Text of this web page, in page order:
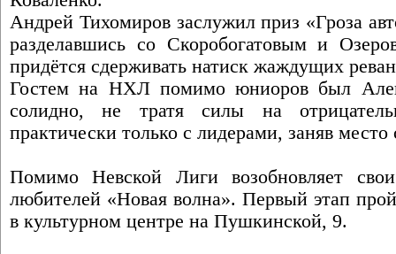
Андрей Тихомиров заслужил приз «Гроза
разделавшись со Скоробогатовым и
придётся сдерживать натиск жаждущих
Гостем на НХЛ помимо юниоров был
солидно, не тратя силы на
практически только с лидерами, заняв место
Помимо Невской Лиги возобновляет
любителей «Новая волна». Первый этап
в культурном центре на Пушкинской, 9.